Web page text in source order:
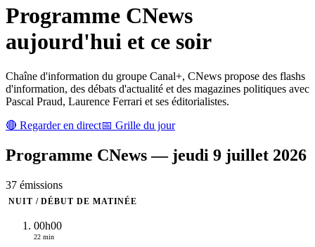
Programme CNews
aujourd'hui et ce soir
Chaîne d'information du groupe Canal+, CNews propose des flashs
d'information, des débats d'actualité et des magazines politiques avec
Pascal Praud, Laurence Ferrari et ses éditorialistes.
🔴 Regarder en direct📅 Grille du jour
Programme CNews— jeudi 9 juillet 2026
37 émissions
NUIT / DÉBUT DE MATINÉE
00h00
22 min